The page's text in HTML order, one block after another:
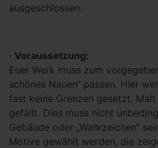
ausgeschlossen.
· Voraussetzung:
Euer Werk muss zum
schönes Nauen“ passen. Hier
fast keine Grenzen gesetzt. Malt
gefällt. Dies muss nicht
Gebäude oder „Wahrzeichen“
Motive gewählt werden, die